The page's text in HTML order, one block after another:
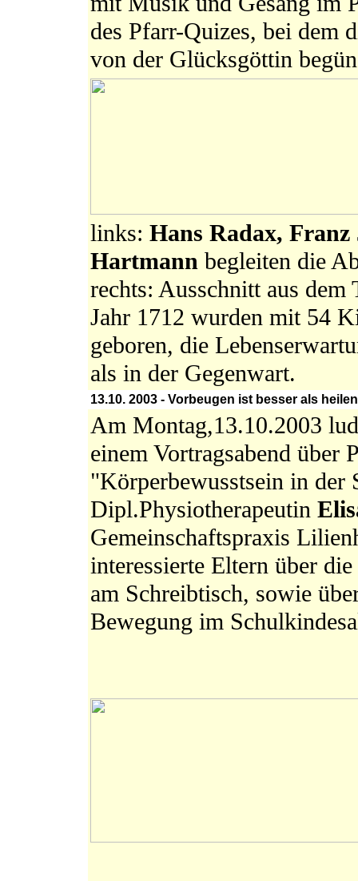
des Pfarr-Quizes, bei dem
von der Glücksgöttin
links: Hans Radax, Franz
Hartmannbegleiten die
rechts: Ausschnitt aus
Jahr 1712 wurden mit 54
geboren, die
als in der Gegenwart.
13.10. 2003 - Vorbeugen ist besser als
Am Montag,13.10.2003
einem Vortragsabend über
"Körperbewusstsein in der
Dipl.Physiotherapeutin
Gemeinschaftspraxis
interessierte Eltern über
am Schreibtisch, sowie
Bewegung im